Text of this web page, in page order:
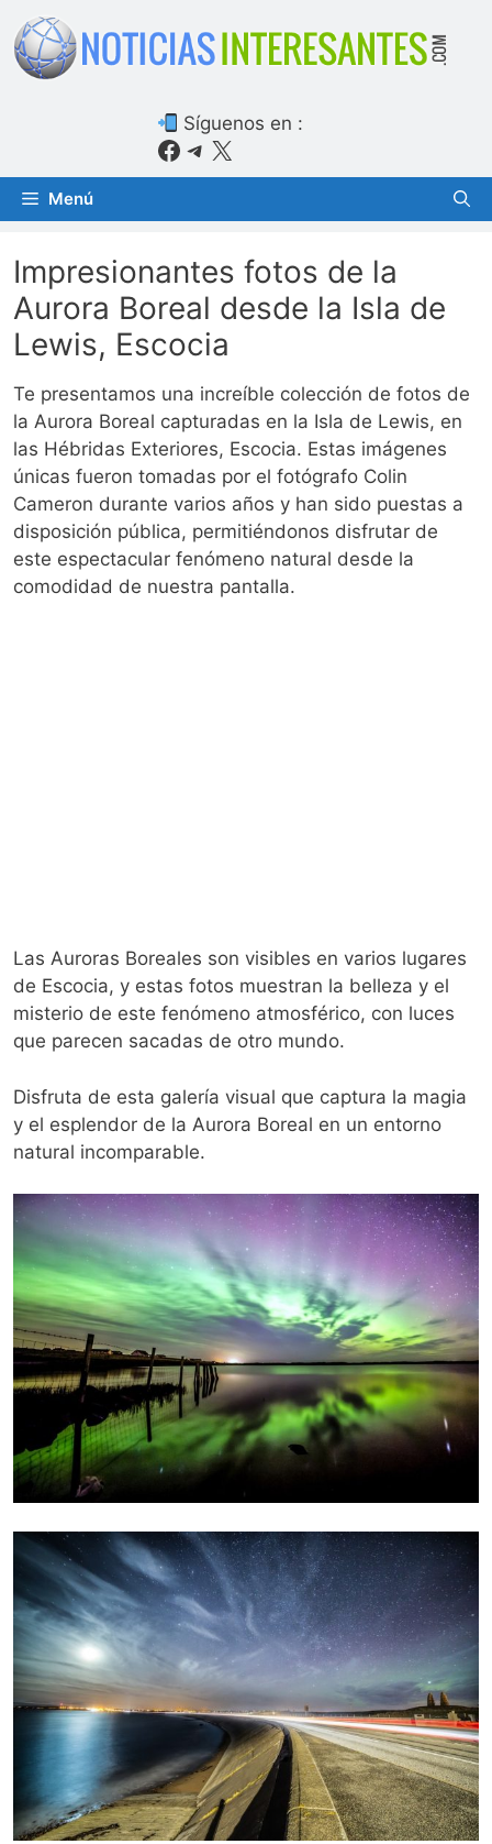
Saltar
contenido
Síguenos en :
Facebook
Telegram
X
Menú
Impresionantes fotos de la
Aurora Boreal desde la Isla de
Lewis, Escocia
Te presentamos una increíble colección de fotos de
la Aurora Boreal capturadas en la Isla de Lewis, en
las Hébridas Exteriores, Escocia. Estas imágenes
únicas fueron tomadas por el fotógrafo Colin
Cameron durante varios años y han sido puestas a
disposición pública, permitiéndonos disfrutar de
este espectacular fenómeno natural desde la
comodidad de nuestra pantalla.
Las Auroras Boreales son visibles en varios lugares
de Escocia, y estas fotos muestran la belleza y el
misterio de este fenómeno atmosférico, con luces
que parecen sacadas de otro mundo.
Disfruta de esta galería visual que captura la magia
y el esplendor de la Aurora Boreal en un entorno
natural incomparable.